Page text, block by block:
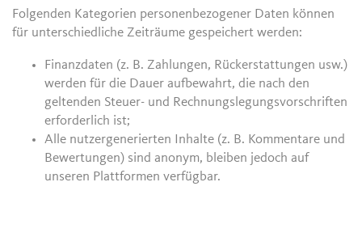
Folgenden Kategorien personenbezogener Daten können
für unterschiedliche Zeiträume gespeichert werden:
Finanzdaten (z. B. Zahlungen, Rückerstattungen usw.)
werden für die Dauer aufbewahrt, die nach den
geltenden Steuer- und Rechnungslegungsvorschriften
erforderlich ist;
Alle nutzergenerierten Inhalte (z. B. Kommentare und
Bewertungen) sind anonym, bleiben jedoch auf
unseren Plattformen verfügbar.